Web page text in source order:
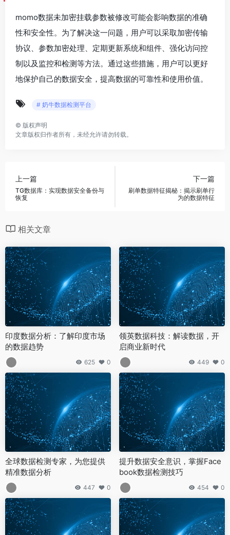
momo数据未加密挂载参数被修改可能会影响数据的准确
性和安全性。为了解决这一问题，用户可以采取加密传输
协议、参数加密处理、定期更新系统和组件、强化访问控
制以及监控和检测等方法。通过这些措施，用户可以更好
地保护自己的数据安全，提高数据的可靠性和使用价值。
# 奶牛数据检测平台
© 版权声明
文章版权归作者所有，未经允许请勿转载。
上一篇
TG数据库：实现数据安全备份与
恢复
下一篇
刷单数据特征揭秘：揭示刷单行
为的数据特征
相关文章
印度数据分析：了解印度市场
的数据趋势
625 0
领英数据科技：解读数据，开
启商业新时代
449 0
全球数据检测专家，为您提供
精准数据分析
447 0
提升数据安全意识，掌握Face
book数据检测技巧
454 0